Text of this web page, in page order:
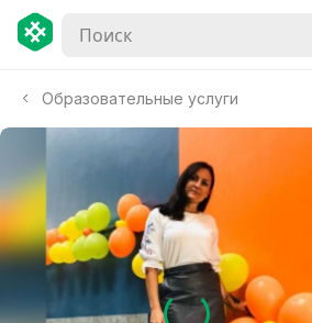
Образовательные услуги